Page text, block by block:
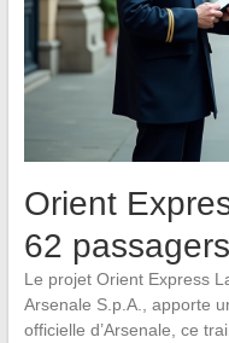
Orient
62
Le projet Orient Express
Arsenale S.p.A., apporte
officielle d’Arsenale, ce